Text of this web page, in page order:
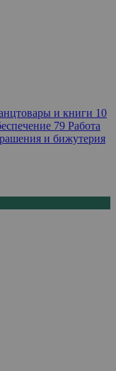
и книги 10
79 Работа
и бижутерия